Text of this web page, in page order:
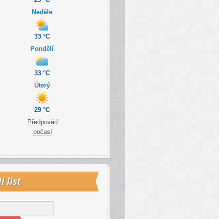
Neděle
33 °C
Pondělí
33 °C
Úterý
29 °C
Předpověď
počasí
list